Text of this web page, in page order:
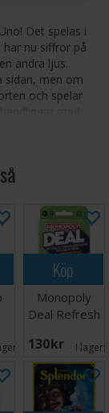
Det spelas i
nu siffror på
andra ljus.
sidan, men om
och spelar
med
sidan Draw
ett kort
kortskydd hittar
du lämpliga
11
Köp
Monopoly
Deal Refresh
130 SEK I lager: